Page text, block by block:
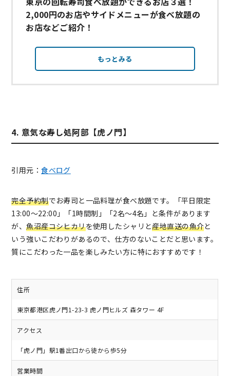
2,000円のお店やサイドメニューが食べ放題の
お店などご紹介！
もっとみる
4. 意気な寿し処阿部【虎ノ門】
引用元：食べログ
完全予約制でお寿司と一品料理が食べ放題です。「平日限定
13:00～22:00」「1時間制」「2名～4名」と条件があります
が、魚沼産コシヒカリを使用したシャリと産地直送の魚介と
いう強いこだわりがあるので、仕方のないことだと思います。
質にこだわった一品を楽しみたい方に特におすすめです！
住所
東京都港区虎ノ門1-23-3 虎ノ門ヒルズ 森タワー 4F
アクセス
「虎ノ門」駅1番出口から徒から歩5分
営業時間